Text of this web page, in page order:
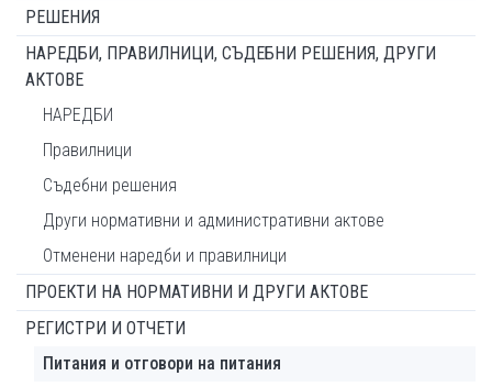
РЕШЕНИЯ
НАРЕДБИ, ПРАВИЛНИЦИ, СЪДЕБНИ РЕШЕНИЯ, ДРУГИ
АКТОВЕ
НАРЕДБИ
Правилници
Съдебни решения
Други нормативни и административни актове
Отменени наредби и правилници
ПРОЕКТИ НА НОРМАТИВНИ И ДРУГИ АКТОВЕ
РЕГИСТРИ И ОТЧЕТИ
Питания и отговори на питания